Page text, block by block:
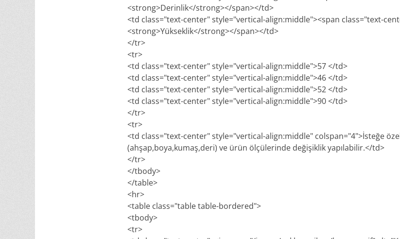
<strong>Derinlik</strong></span></td>
<td class="text-center" style="vertical-align:middle"><span class="text-
<strong>Yükseklik</strong></span></td>
</tr>
<tr>
<td class="text-center" style="vertical-align:middle">57 </td>
<td class="text-center" style="vertical-align:middle">46 </td>
<td class="text-center" style="vertical-align:middle">52 </td>
<td class="text-center" style="vertical-align:middle">90 </td>
</tr>
<tr>
<td class="text-center" style="vertical-align:middle" colspan="4">İsteğe
(ahşap,boya,kumaş,deri) ve ürün ölçülerinde değişiklik yapılabilir.</td>
</tr>
</tbody>
</table>
<hr>
<table class="table table-bordered">
<tbody>
<tr>